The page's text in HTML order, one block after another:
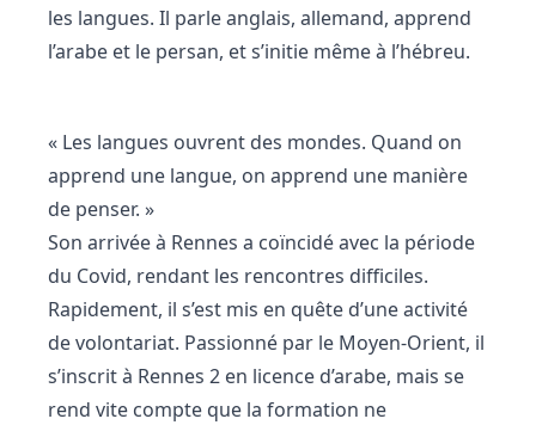
les langues. Il parle anglais, allemand, apprend
l’arabe et le persan, et s’initie même à l’hébreu.
« Les langues ouvrent des mondes. Quand on
apprend une langue, on apprend une manière
de penser. »
Son arrivée à Rennes a coïncidé avec la période
du Covid, rendant les rencontres difficiles.
Rapidement, il s’est mis en quête d’une activité
de volontariat. Passionné par le Moyen-Orient, il
s’inscrit à Rennes 2 en licence d’arabe, mais se
rend vite compte que la formation ne